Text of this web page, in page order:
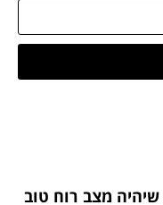
שיהיה מצב רוח טוב